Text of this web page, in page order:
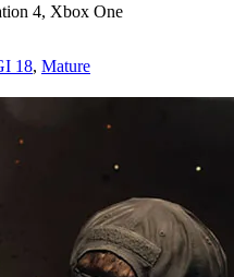
4, Xbox One
18, Mature